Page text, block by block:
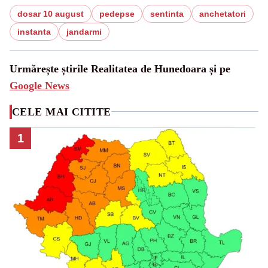
dosar 10 august pedepse sentinta
anchetatori
instanta
jandarmi
Urmărește știrile Realitatea de Hunedoara și pe
Google News
CELE MAI CITITE
1